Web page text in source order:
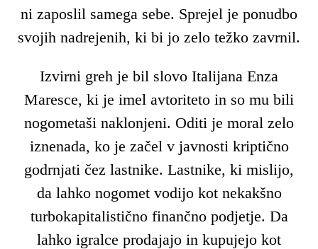
ni zaposlil samega sebe. Sprejel je ponudbo
svojih nadrejenih, ki bi jo zelo težko zavrnil.
Izvirni greh je bil slovo Italijana Enza
Maresce, ki je imel avtoriteto in so mu bili
nogometaši naklonjeni. Oditi je moral zelo
iznenada, ko je začel v javnosti kriptično
godrnjati čez lastnike. Lastnike, ki mislijo,
da lahko nogomet vodijo kot nekakšno
turbokapitalistično finančno podjetje. Da
lahko igralce prodajajo in kupujejo kot